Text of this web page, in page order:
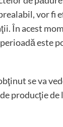
vor fi
În acest
este
se va
producţie de